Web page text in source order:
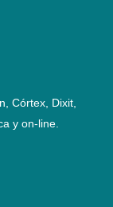
Córtex, Dixit,
y on-line.